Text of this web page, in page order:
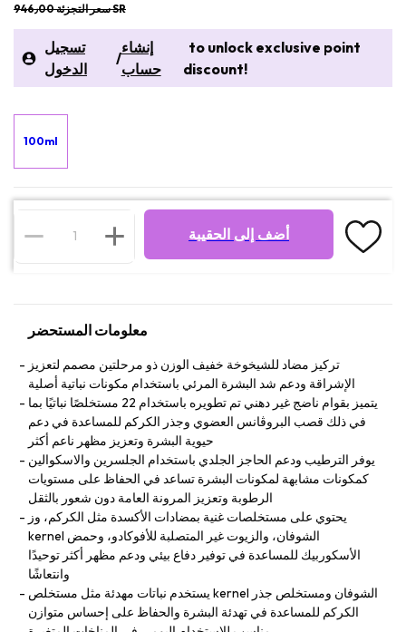
سعر التجزئة 946٫00 SR
تسجيل
الدخول
/
إنشاء
حساب
to unlock exclusive point
discount!
100ml
أضف إلى الحقيبة
معلومات المستحضر
تركيز مضاد للشيخوخة خفيف الوزن ذو مرحلتين مصمم لتعزيز
الإشراقة ودعم شد البشرة المرئي باستخدام مكونات نباتية أصلية
يتميز بقوام ناضج غير دهني تم تطويره باستخدام 22 مستخلصًا نباتيًا بما
في ذلك قصب البروڤانس العضوي وجذر الكركم للمساعدة في دعم
حيوية البشرة وتعزيز مظهر ناعم أكثر
يوفر الترطيب ودعم الحاجز الجلدي باستخدام الجلسرين والاسكوالين
كمكونات مشابهة لمكونات البشرة تساعد في الحفاظ على مستويات
الرطوبة وتعزيز المرونة العامة دون شعور بالثقل
يحتوي على مستخلصات غنية بمضادات الأكسدة مثل الكركم، وز
kernel الشوفان، والزيوت غير المتصلبة للأفوكادو، وحمض
الأسكوربيك للمساعدة في توفير دفاع بيئي ودعم مظهر أكثر توحيدًا
وانتعاشًا
يستخدم نباتات مهدئة مثل مستخلص kernel الشوفان ومستخلص جذر
الكركم للمساعدة في تهدئة البشرة والحفاظ على إحساس متوازن